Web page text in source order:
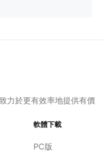
力於更有效率地提供有價
軟體下載
PC版